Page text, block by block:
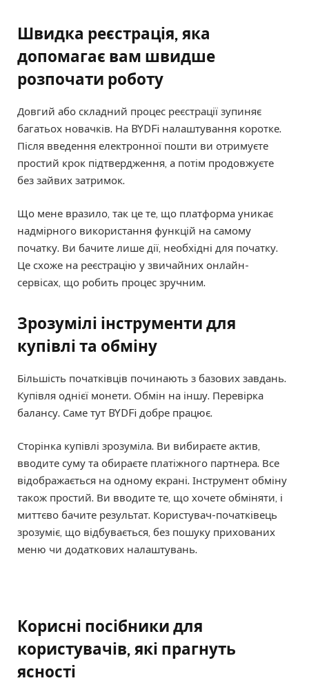
Швидка реєстрація, яка
допомагає вам швидше
розпочати роботу
Довгий або складний процес реєстрації зупиняє
багатьох новачків. На BYDFi налаштування коротке.
Після введення електронної пошти ви отримуєте
простий крок підтвердження, а потім продовжуєте
без зайвих затримок.
Що мене вразило, так це те, що платформа уникає
надмірного використання функцій на самому
початку. Ви бачите лише дії, необхідні для початку.
Це схоже на реєстрацію у звичайних онлайн-
сервісах, що робить процес зручним.
Зрозумілі інструменти для
купівлі та обміну
Більшість початківців починають з базових завдань.
Купівля однієї монети. Обмін на іншу. Перевірка
балансу. Саме тут BYDFi добре працює.
Сторінка купівлі зрозуміла. Ви вибираєте актив,
вводите суму та обираєте платіжного партнера. Все
відображається на одному екрані. Інструмент обміну
також простий. Ви вводите те, що хочете обміняти, і
миттєво бачите результат. Користувач-початківець
зрозуміє, що відбувається, без пошуку прихованих
меню чи додаткових налаштувань.
Корисні посібники для
користувачів, які прагнуть
ясності